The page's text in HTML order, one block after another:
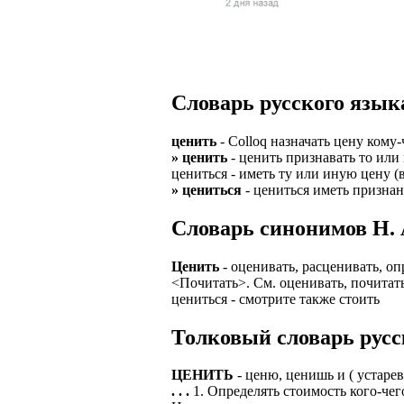
надежность и
ВНИМАНИЕ: Мы
имеет права
Варианты: 1)
2) Рабочая виза
3) Также
Знание языка
Варианты
средний,
оплачиваются
Жилье
График 10-12
Авто
Никаких % и
Большой
В наличии авто
Ищем водителей
Звоните
Гибкий
Дружный
Смартфон для
ЧТОБЫ
Откликнитесь
Получите
Заполните
Ожидайте
Словарь русского
ценить - Colloq назначать цену
» ценить - ценить признавать то
цениться - иметь ту или иную цену
» цениться - цениться иметь
Cловарь синонимов Н.
Ценить - оценивать, расценивать,
<Почитать>. См. оценивать,
цениться - смотрите также стоить
Толковый словарь
ЦЕНИТЬ - ценю, ценишь и (
. . . 1. Определять стоимость кого-